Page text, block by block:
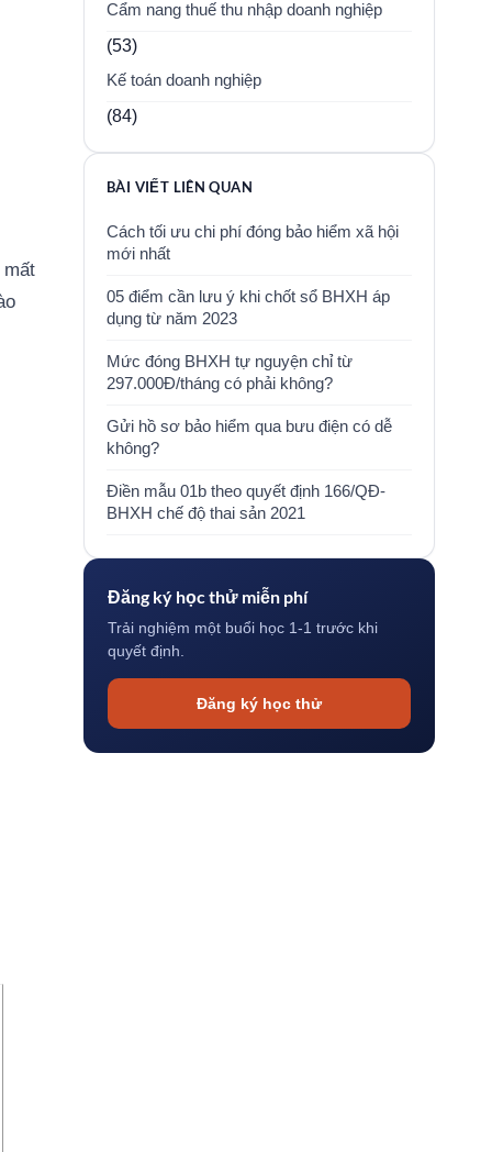
mất
Cẩm nang thuế thu nhập doanh nghiệp
(53)
Kế toán doanh nghiệp
(84)
BÀI VIẾT LIÊN QUAN
Cách tối ưu chi phí đóng bảo hiểm xã hội
mới nhất
05 điểm cần lưu ý khi chốt sổ BHXH áp
dụng từ năm 2023
Mức đóng BHXH tự nguyện chỉ từ
297.000Đ/tháng có phải không?
Gửi hồ sơ bảo hiểm qua bưu điện có dễ
không?
Điền mẫu 01b theo quyết định 166/QĐ-
BHXH chế độ thai sản 2021
Đăng ký học thử miễn phí
Trải nghiệm một buổi học 1-1 trước khi
quyết định.
Đăng ký học thử